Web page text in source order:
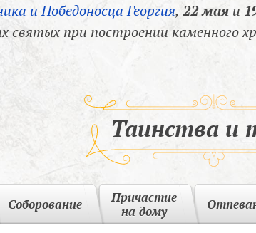
и Победоносца Георгия, 22 маяи
святых при построении каменного
Таинства и
Соборование
Причастие
на дому